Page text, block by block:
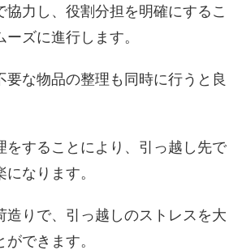
協力し、役割分担を明確にするこ
ズに進行します。
要な物品の整理も同時に行うと良
をすることにより、引っ越し先で
なります。
造りで、引っ越しのストレスを大
できます。